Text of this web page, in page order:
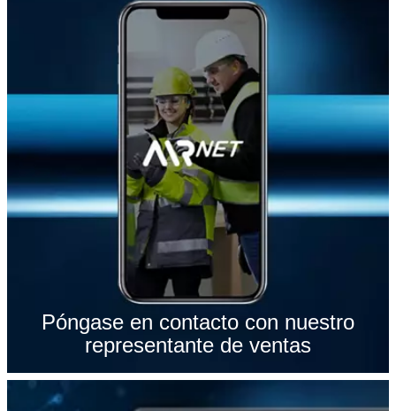
Póngase en contacto con nuestro
representante de ventas